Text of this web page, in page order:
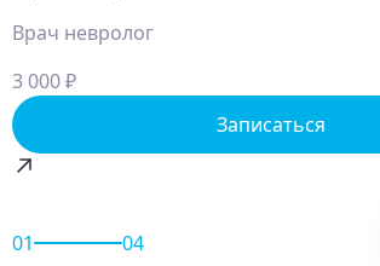
Врач невролог
3 000 ₽
Записаться
01 04